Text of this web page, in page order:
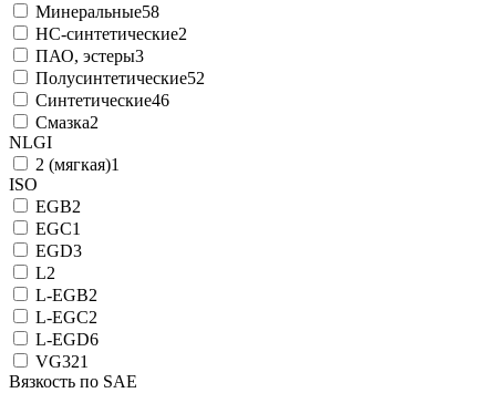
Минеральные58
НС-синтетические2
ПАО, эстеры3
Полусинтетические52
Синтетические46
Смазка2
NLGI
2 (мягкая)1
ISO
EGB2
EGC1
EGD3
L2
L-EGB2
L-EGC2
L-EGD6
VG321
Вязкость по SAE